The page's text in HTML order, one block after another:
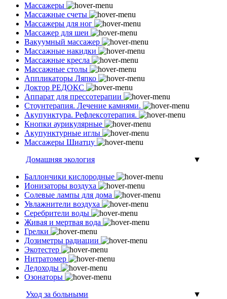
Массажеры
Массажные счеты
Массажеры для ног
Массажер для шеи
Вакуумный массажер
Массажные накидки
Массажные кресла
Массажные столы
Аппликаторы Ляпко
Доктор РЕДОКС
Аппарат для прессотерапии
Стоунтерапия. Лечение камнями.
Акупунктура. Рефлексотерапия.
Кнопки аурикулярные
Акупунктурные иглы
Массажеры Шиатцу
Домашняя экология
▼
Баллончики кислородные
Ионизаторы воздуха
Солевые лампы для дома
Увлажнители воздуха
Серебрители воды
Живая и мертвая вода
Грелки
Дозиметры радиации
Экотестер
Нитратомер
Ледоходы
Озонаторы
Уход за больными
▼